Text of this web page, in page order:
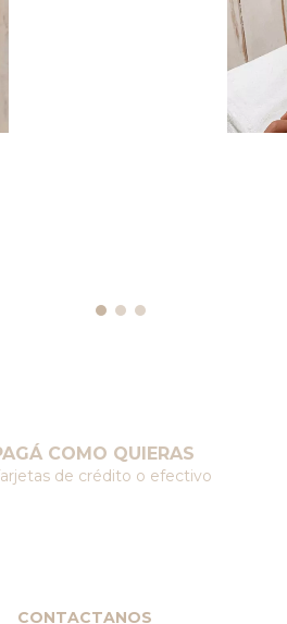
COMO QUIERAS
de crédito o efectivo
CONTACTANOS